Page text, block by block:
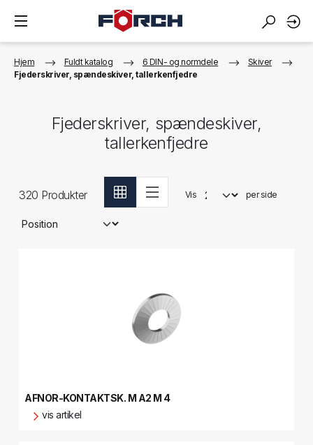
Hjem Fuldt katalog 6 DIN- og normdele
Skiver
Fjederskriver, spændeskiver, tallerkenfjedre
Fjederskriver, spændeskiver,
tallerkenfjedre
320 Produkter Vis per side
AFNOR-KONTAKTSK. M A2 M 4
vis artikel